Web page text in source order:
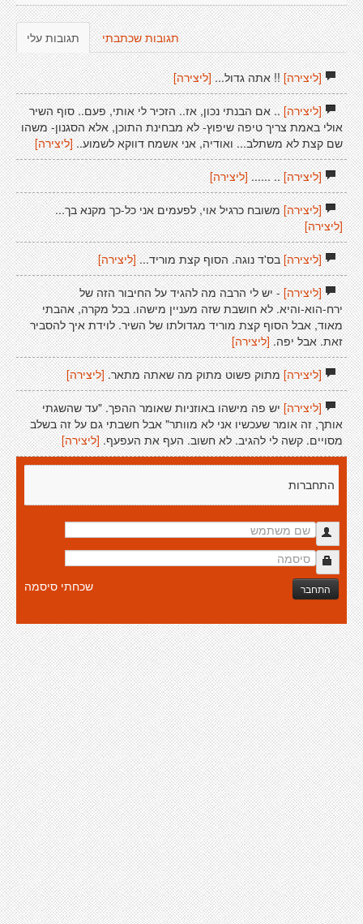
תגובות עלי תגובות שכתבתי
[ליצירה]!! אתה גדול... [ליצירה]
[ליצירה].. אם הבנתי נכון, אז.. הזכיר לי אותי, פעם.. סוף השיר
אולי באמת צריך טיפה שיפוץ- לא מבחינת התוכן, אלא הסגנון- משהו
שם קצת לא משתלב... ואודיה, אני אשמח דווקא לשמוע.. [ליצירה]
[ליצירה].. ...... [ליצירה]
[ליצירה]משובח כרגיל אוי, לפעמים אני כל-כך מקנא בך...
[ליצירה]
[ליצירה]בס'ד נוגה. הסוף קצת מוריד... [ליצירה]
[ליצירה]- יש לי הרבה מה להגיד על החיבור הזה של
ירח-הוא-והיא. לא חושבת שזה מעניין מישהו. בכל מקרה, אהבתי
מאוד, אבל הסוף קצת מוריד מגדולתו של השיר. לוידת איך להסביר
זאת. אבל יפה. [ליצירה]
[ליצירה]מתוק פשוט מתוק מה שאתה מתאר.[ליצירה]
[ליצירה]יש פה מישהו באוזניות שאומר ההפך. "עד שהשגתי
אותך, זה אומר שעכשיו אני לא מוותר" אבל חשבתי גם על זה בשלב
מסויים. קשה לי להגיב. לא חשוב. העף את העפעף. [ליצירה]
התחברות
התחבר שכחתי סיסמה